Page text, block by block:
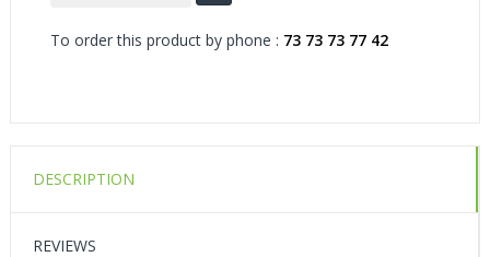
To order this product by phone : 73 73 73 77 42
DESCRIPTION
REVIEWS